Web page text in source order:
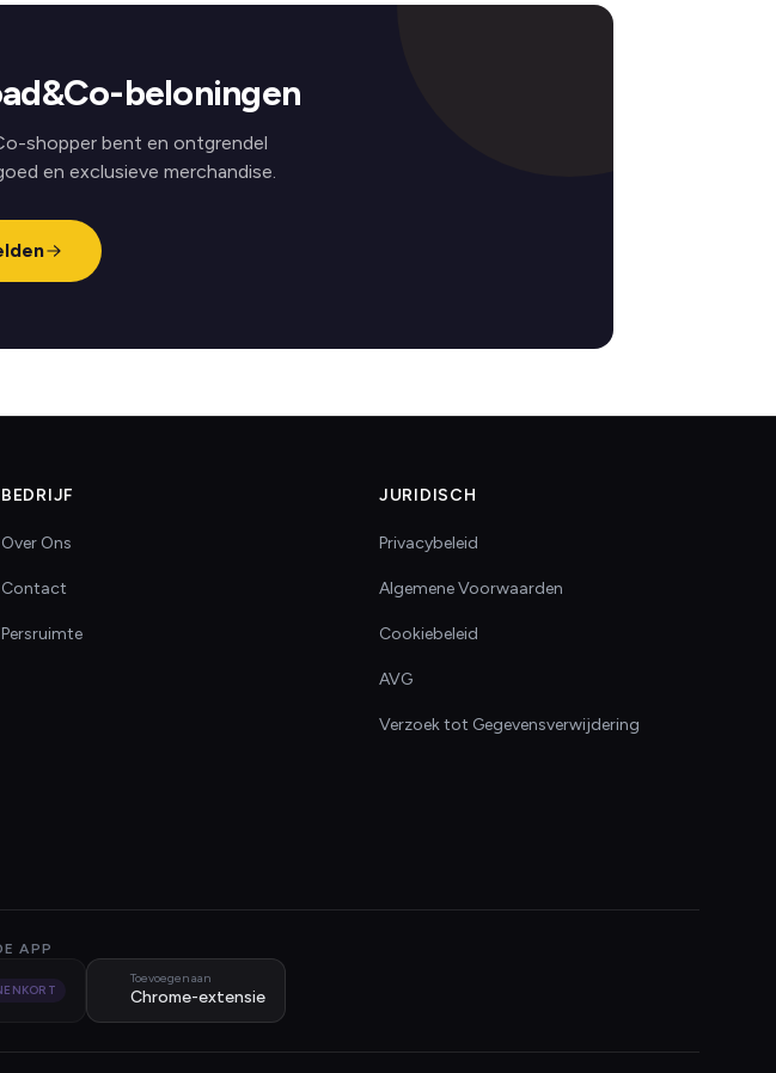
beloningen
shopper bent en ontgrendel
en exclusieve merchandise.
BEDRIJF
Over Ons
Contact
Persruimte
JURIDISCH
Privacybeleid
Algemene Voorwaarden
Cookiebeleid
AVG
Verzoek tot Gegevensverwijdering
APP
Toevoegen aan
Chrome-extensie